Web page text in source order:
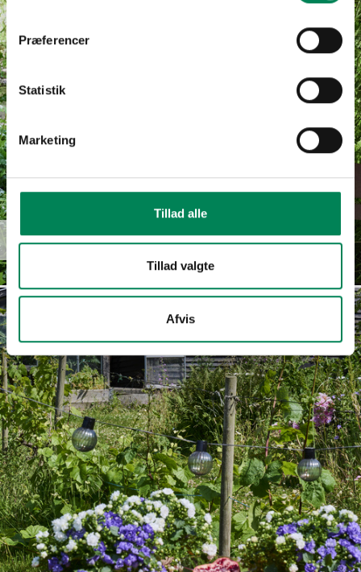
Præferencer
Statistik
Marketing
Tillad alle
Tillad valgte
Afvis
hypericifolia
Læs mere